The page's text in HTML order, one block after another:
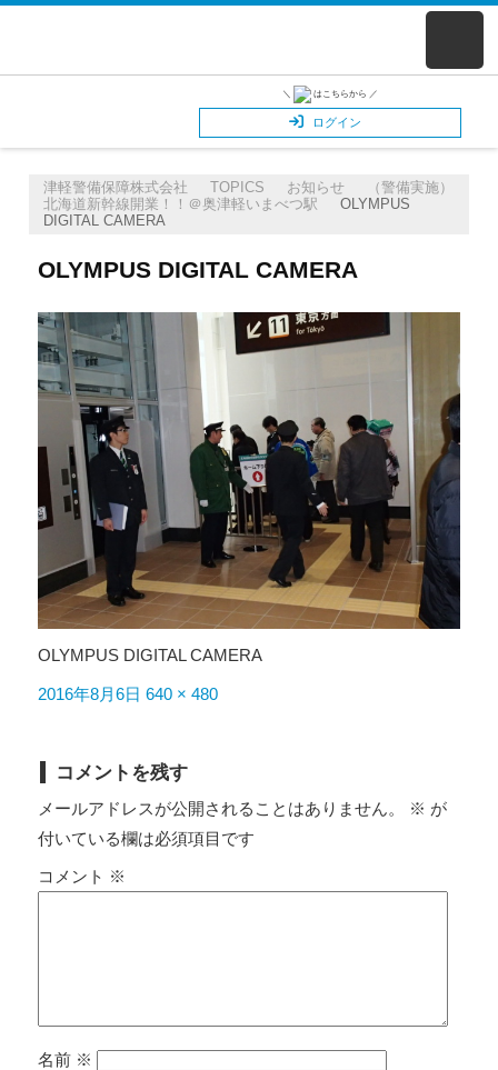
＼ はこちらから ／
ログイン
津軽警備保障株式会社 TOPICS お知らせ
（警備実施）
北海道新幹線開業！！＠奥津軽いまべつ駅
OLYMPUS
DIGITAL CAMERA
OLYMPUS DIGITAL CAMERA
OLYMPUS DIGITAL CAMERA
投
2016年8月6日 フ
イ
ズ
640 × 480
コメントを残す
メールアドレスが公開されることはありません。 ※ が
付いている欄は必須項目です
コメント ※
名前 ※